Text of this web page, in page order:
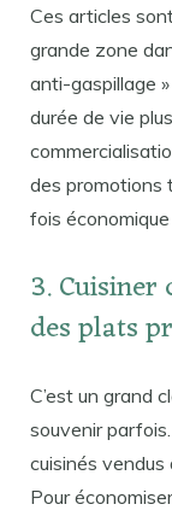
Ces articles
grande zone
anti-gaspillage
durée de vie
des promotions
fois
3.
des plats
C’est un grand
souvenir
cuisinés vendus
Pour